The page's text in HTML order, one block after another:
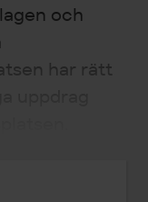
och
har rätt